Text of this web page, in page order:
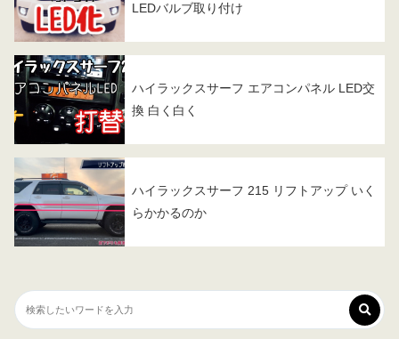
LEDバルブ取り付け
ハイラックスサーフ エアコンパネル LED交
換 白く白く
ハイラックスサーフ 215 リフトアップ いく
らかかるのか